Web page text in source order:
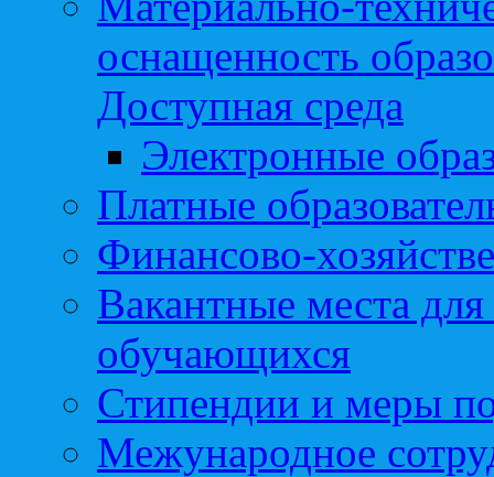
оснащенность
Доступная среда
Электронные
Платные
Финансово-
Вакантные места
обучающихся
Стипендии и меры
Межународное